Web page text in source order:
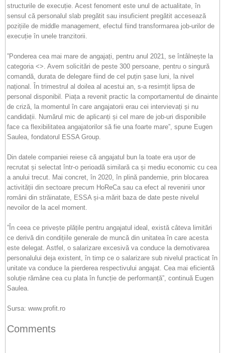
structurile de execuție. Acest fenoment este unul de actualitate, în
sensul că personalul slab pregătit sau insuficient pregătit accesează
pozițiile de middle management, efectul fiind transformarea job-urilor de
execuție în unele tranzitorii.
”Ponderea cea mai mare de angajați, pentru anul 2021, se întâlnește la
categoria <>. Avem solicitări de peste 300 persoane, pentru o singură
comandă, durata de delegare fiind de cel puțin șase luni, la nivel
național. În trimestrul al doilea al acestui an, s-a resimțit lipsa de
personal disponibil. Piața a revenit practic la comportamentul de dinainte
de criză, la momentul în care angajatorii erau cei intervievați și nu
candidații. Numărul mic de aplicanți și cel mare de job-uri disponibile
face ca flexibilitatea angajatorilor să fie una foarte mare”, spune Eugen
Saulea, fondatorul ESSA Group.
Din datele companiei reiese că angajatul bun la toate era ușor de
recrutat și selectat într-o perioadă similară ca și mediu economic cu cea
a anului trecut. Mai concret, în 2020, în plină pandemie, prin blocarea
activității din sectoare precum HoReCa sau ca efect al revenirii unor
români din străinatate, ESSA și-a mărit baza de date peste nivelul
nevoilor de la acel moment.
”În ceea ce privește plățile pentru angajatul ideal, există câteva limitări
ce derivă din condițiile generale de muncă din unitatea în care acesta
este delegat. Astfel, o salarizare excesivă va conduce la demotivarea
personalului deja existent, în timp ce o salarizare sub nivelul practicat în
unitate va conduce la pierderea respectivului angajat. Cea mai eficientă
soluție rămâne cea cu plata în funcție de performanță”, continuă Eugen
Saulea.
Sursa: www.profit.ro
Comments